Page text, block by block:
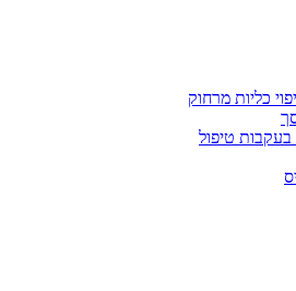
כליות מרחוק
בעקבות טיפול